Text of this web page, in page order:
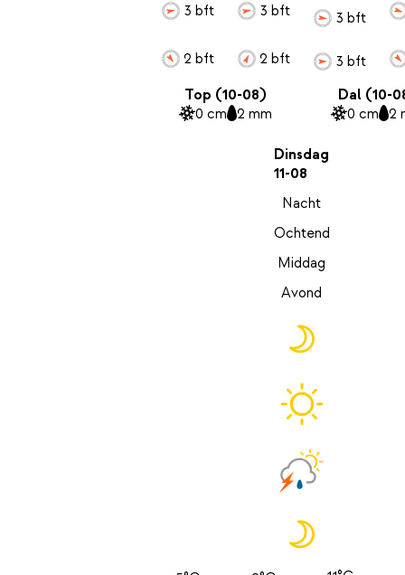
3 bft
2 bft
3 bft
2 bft
3 bft
3 bft
Top (10-08)
0 cm 2 mm
Dal (10-
0 cm 2
Dinsdag
11-08
Nacht
Ochtend
Middag
Avond